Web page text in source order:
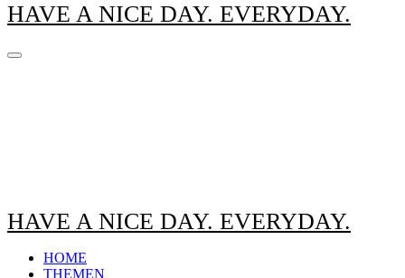
HAVE A NICE DAY. EVERYDAY.
HAVE A NICE DAY. EVERYDAY.
HOME
THEMEN